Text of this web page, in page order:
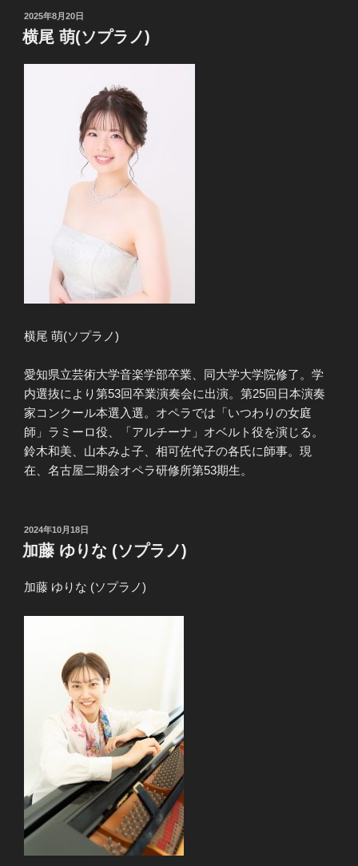
投
稿
日:
2025年8月20日
横尾 萌(ソプラノ)
横尾 萌(ソプラノ)
愛知県立芸術大学音楽学部卒業、同大学大学院修了。学
内選抜により第53回卒業演奏会に出演。第25回日本演奏
家コンクール本選入選。オペラでは「いつわりの女庭
師」ラミーロ役、「アルチーナ」オベルト役を演じる。
鈴木和美、山本みよ子、相可佐代子の各氏に師事。現
在、名古屋二期会オペラ研修所第53期生。
投
稿
日:
2024年10月18日
加藤 ゆりな (ソプラノ)
加藤 ゆりな (ソプラノ)